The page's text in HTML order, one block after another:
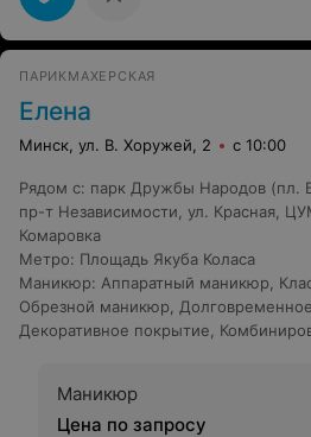
ПАРИКМАХЕРСКАЯ
Елена
Минск, ул. В. Хоружей, 2 с 10:00
Рядом с: парк Дружбы Народов (пл.
пр-т Независимости ул. Красная
Комаровка
Метро: Площадь Якуба Коласа
Маникюр: Аппаратный маникюр
Обрезной маникюр
Декоративное покрытие
Маникюр
Цена по запросу